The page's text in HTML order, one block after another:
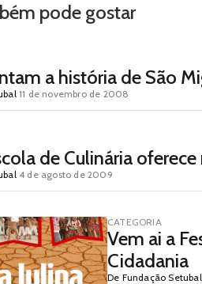
pode gostar
a história de São
11 de novembro de 2008
de Culinária
4 de agosto de 2009
CATEGORIA
Vem ai a
Cidadania
De Fundação Setubal